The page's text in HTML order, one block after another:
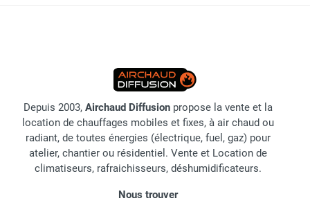
Depuis 2003, Airchaud Diffusion propose la vente et la
location de chauffages mobiles et fixes, à air chaud ou
radiant, de toutes énergies (électrique, fuel, gaz) pour
atelier, chantier ou résidentiel. Vente et Location de
climatiseurs, rafraichisseurs, déshumidificateurs.
Nous trouver